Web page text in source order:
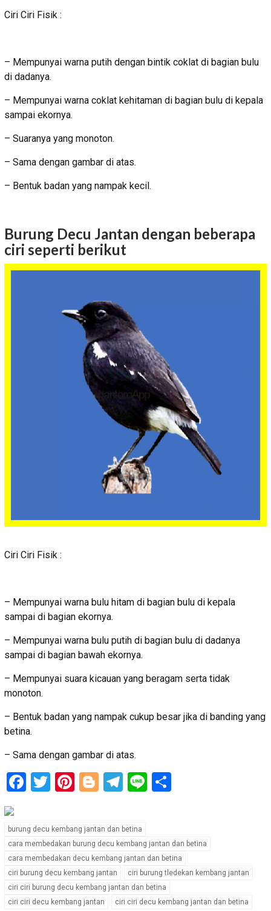
Ciri Ciri Fisik :
– Mempunyai warna putih dengan bintik coklat di bagian bulu
di dadanya.
– Mempunyai warna coklat kehitaman di bagian bulu di kepala
sampai ekornya.
– Suaranya yang monoton.
– Sama dengan gambar di atas.
– Bentuk badan yang nampak kecil.
Burung Decu Jantan dengan beberapa
ciri seperti berikut
Ciri Ciri Fisik :
– Mempunyai warna bulu hitam di bagian bulu di kepala
sampai di bagian ekornya.
– Mempunyai warna bulu putih di bagian bulu di dadanya
sampai di bagian bawah ekornya.
– Mempunyai suara kicauan yang beragam serta tidak
monoton.
– Bentuk badan yang nampak cukup besar jika di banding yang
betina.
– Sama dengan gambar di atas.
Facebook
Twitter
Pinterest
Blogger
Telegram
Line
burung decu kembang jantan dan betina
cara membedakan burung decu kembang jantan dan betina
cara membedakan decu kembang jantan dan betina
ciri burung decu kembang jantan
ciri burung tledekan kembang jantan
ciri ciri burung decu kembang jantan dan betina
ciri ciri decu kembang jantan
ciri ciri decu kembang jantan dan betina